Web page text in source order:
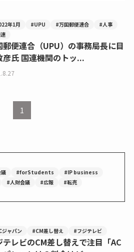
年1月 #UPU #万国郵便連合
#人事
郵便連合（UPU）の事務局長に目
彦氏 国連機関のトッ...
1
#forStudents
#IP business
#人財会議 #広報 #転売
ジャパン #CM差し替え #フジテレビ
テレビのCM差し替えで注目「AC